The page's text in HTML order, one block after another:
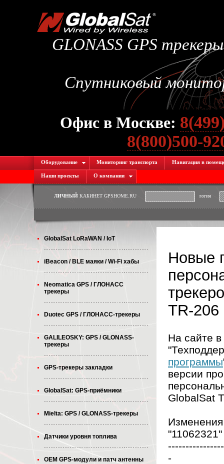
GLONASS GPS
Спутниковый
Офис в Москве:
8(800)500-
Оборудование Мониторинг транспорта Навигация в
Наши проекты О компании
ЛИЧНЫЙКАБИНЕТ GPSHOME.RU логин
GlobalSat LoRaWAN / IoT
iBeacon / BLE маяки / Wi-Fi хабы
Neomatica GPS / ГЛОНАСС
трекеры
Duotec GPS / ГЛОНАСС-трекеры
GALILEOSKY: GPS / GLONASS-
трекеры
GPS-трекеры закладки
GlobalSat: GPS-приёмники
Mielta: GPS / GLONASS-трекеры
Датчики уровня топлива
OEM GPS-модули и патч антенны
Новые
TR-206
На сайте
программы
версии
GlobalSat
-